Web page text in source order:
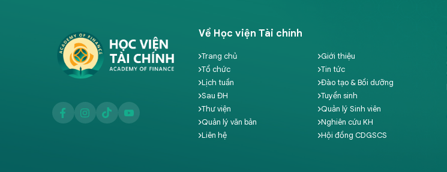
Về Học viện Tài chính
Trang chủ
Giới thiệu
Tổ chức
Tin tức
Lịch tuần
Đào tạo & Bồi dưỡng
Sau ĐH
Tuyển sinh
Thư viện
Quản lý Sinh viên
Quản lý văn bản
Nghiên cứu KH
Liên hệ
Hội đồng CDGSCS